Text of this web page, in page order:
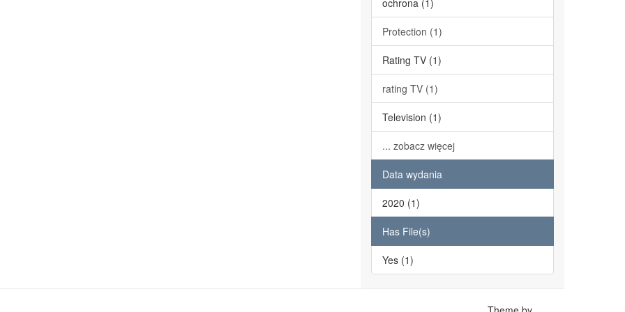
ochrona (1)
Protection (1)
Rating TV (1)
rating TV (1)
Television (1)
... zobacz więcej
Data wydania
2020 (1)
Has File(s)
Yes (1)